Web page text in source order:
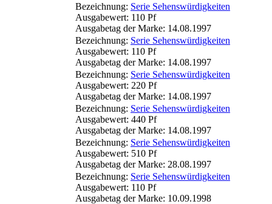
Bezeichnung: Serie Sehenswürdigkeiten
Ausgabewert: 110 Pf
Ausgabetag der Marke: 14.08.1997
Bezeichnung: Serie Sehenswürdigkeiten
Ausgabewert: 110 Pf
Ausgabetag der Marke: 14.08.1997
Bezeichnung: Serie Sehenswürdigkeiten
Ausgabewert: 220 Pf
Ausgabetag der Marke: 14.08.1997
Bezeichnung: Serie Sehenswürdigkeiten
Ausgabewert: 440 Pf
Ausgabetag der Marke: 14.08.1997
Bezeichnung: Serie Sehenswürdigkeiten
Ausgabewert: 510 Pf
Ausgabetag der Marke: 28.08.1997
Bezeichnung: Serie Sehenswürdigkeiten
Ausgabewert: 110 Pf
Ausgabetag der Marke: 10.09.1998